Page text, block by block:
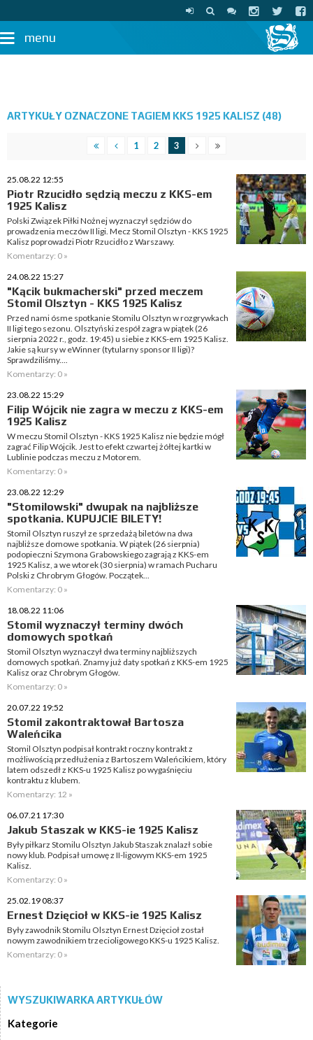
menu
ARTYKUŁY OZNACZONE TAGIEM KKS 1925 KALISZ (48)
1 2 3
25.08.22 12:55
Piotr Rzucidło sędzią meczu z KKS-em
1925 Kalisz
Polski Związek Piłki Nożnej wyznaczył sędziów do
prowadzenia meczów II ligi. Mecz Stomil Olsztyn - KKS 1925
Kalisz poprowadzi Piotr Rzucidło z Warszawy.
Komentarzy: 0 »
24.08.22 15:27
"Kącik bukmacherski" przed meczem
Stomil Olsztyn - KKS 1925 Kalisz
Przed nami ósme spotkanie Stomilu Olsztyn w rozgrywkach
II ligi tego sezonu. Olsztyński zespół zagra w piątek (26
sierpnia 2022 r., godz. 19:45) u siebie z KKS-em 1925 Kalisz.
Jakie są kursy w eWinner (tytularny sponsor II ligi)?
Sprawdziliśmy....
Komentarzy: 0 »
23.08.22 15:29
Filip Wójcik nie zagra w meczu z KKS-em
1925 Kalisz
W meczu Stomil Olsztyn - KKS 1925 Kalisz nie będzie mógł
zagrać Filip Wójcik. Jest to efekt czwartej żółtej kartki w
Lublinie podczas meczu z Motorem.
Komentarzy: 0 »
23.08.22 12:29
"Stomilowski" dwupak na najbliższe
spotkania. KUPUJCIE BILETY!
Stomil Olsztyn ruszył ze sprzedażą biletów na dwa
najbliższe domowe spotkania. W piątek (26 sierpnia)
podopieczni Szymona Grabowskiego zagrają z KKS-em
1925 Kalisz, a we wtorek (30 sierpnia) w ramach Pucharu
Polski z Chrobrym Głogów. Początek...
Komentarzy: 0 »
18.08.22 11:06
Stomil wyznaczył terminy dwóch
domowych spotkań
Stomil Olsztyn wyznaczył dwa terminy najbliższych
domowych spotkań. Znamy już daty spotkań z KKS-em 1925
Kalisz oraz Chrobrym Głogów.
Komentarzy: 0 »
20.07.22 19:52
Stomil zakontraktował Bartosza
Waleńcika
Stomil Olsztyn podpisał kontrakt roczny kontrakt z
możliwością przedłużenia z Bartoszem Waleńcikiem, który
latem odszedł z KKS-u 1925 Kalisz po wygaśnięciu
kontraktu z klubem.
Komentarzy: 12 »
06.07.21 17:30
Jakub Staszak w KKS-ie 1925 Kalisz
Były piłkarz Stomilu Olsztyn Jakub Staszak znalazł sobie
nowy klub. Podpisał umowę z II-ligowym KKS-em 1925
Kalisz.
Komentarzy: 0 »
25.02.19 08:37
Ernest Dzięcioł w KKS-ie 1925 Kalisz
Były zawodnik Stomilu Olsztyn Ernest Dzięcioł został
nowym zawodnikiem trzecioligowego KKS-u 1925 Kalisz.
Komentarzy: 0 »
WYSZUKIWARKA ARTYKUŁÓW
Kategorie